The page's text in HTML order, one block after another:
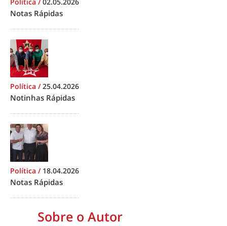
Notas Rápidas
Política /25.04.2026
Notinhas Rápidas
Política / 18.04.2026
Notas Rápidas
Sobre o Autor